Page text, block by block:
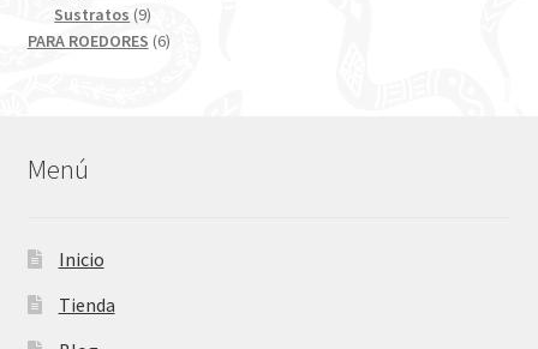
Sustratos 99
productos
PARA ROEDORES 66
Menú
Inicio
Tienda